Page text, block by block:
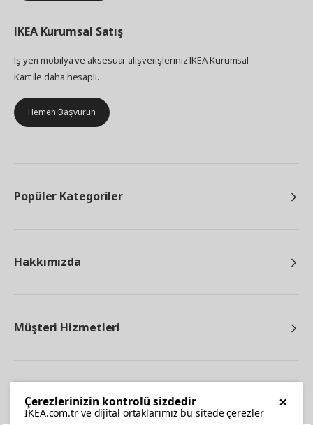
IKEA Kurumsal Satış
İş yeri mobilya ve aksesuar alışverişleriniz IKEA Kurumsal
Kart ile daha hesaplı.
Hemen Başvurun
Popüler Kategoriler
Hakkımızda
Müşteri Hizmetleri
×
Çerezlerinizin kontrolü sizdedir
IKEA.com.tr ve dijital ortaklarımız bu sitede çerezler